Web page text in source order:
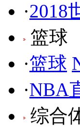
·2018
篮球
·篮球
·NBA
综合